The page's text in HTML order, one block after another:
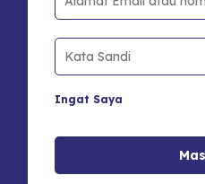
Ingat Saya